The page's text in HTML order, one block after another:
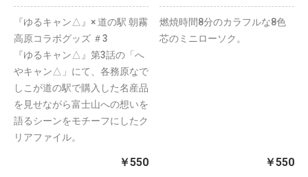
『ゆるキャン△』× 道の駅 朝霧
高原コラボグッズ ＃3
『ゆるキャン△』第3話の「へ
やキャン△」にて、各務原なで
しこが道の駅で購入した名産品
を見せながら富士山への想いを
語るシーンをモチーフにしたク
リアファイル。
￥550
燃焼時間8分のカラフルな8色
芯のミニローソク。
￥550